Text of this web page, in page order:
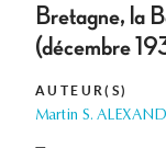
Bretagne, la
(décembre
AUTEUR(S)
Martin S.